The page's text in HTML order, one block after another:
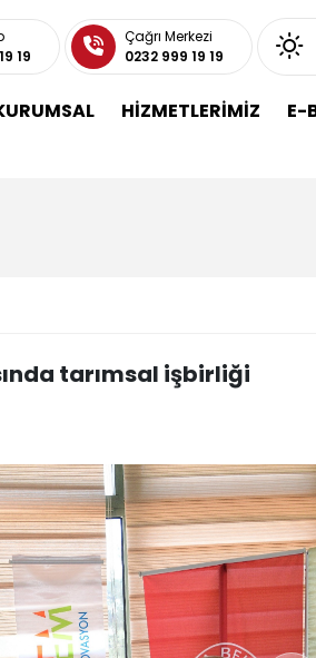
19
Çağrı Merkezi
0232 999 19 19
HİZMETLERİMİZ E-
tarımsal işbirliği